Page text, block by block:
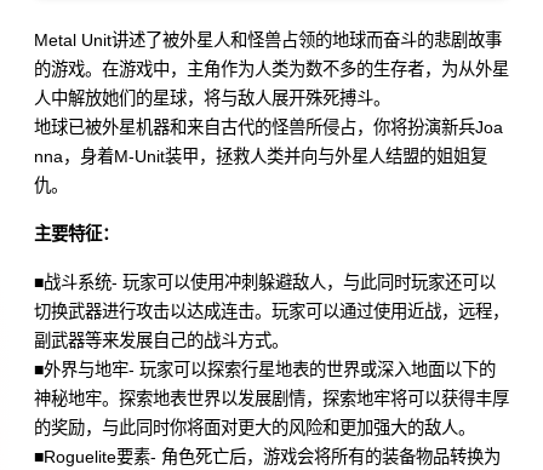
Metal Unit讲述了被外星人和怪兽占领的地球而奋斗的悲剧故事
的游戏。在游戏中，主角作为人类为数不多的生存者，为从外星
人中解放她们的星球，将与敌人展开殊死搏斗。
地球已被外星机器和来自古代的怪兽所侵占，你将扮演新兵Joa
nna，身着M-Unit装甲，拯救人类并向与外星人结盟的姐姐复
仇。
主要特征：
■战斗系统- 玩家可以使用冲刺躲避敌人，与此同时玩家还可以
切换武器进行攻击以达成连击。玩家可以通过使用近战，远程，
副武器等来发展自己的战斗方式。
■外界与地牢- 玩家可以探索行星地表的世界或深入地面以下的
神秘地牢。探索地表世界以发展剧情，探索地牢将可以获得丰厚
的奖励，与此同时你将面对更大的风险和更加强大的敌人。
■Roguelite要素- 角色死亡后，游戏会将所有的装备物品转换为